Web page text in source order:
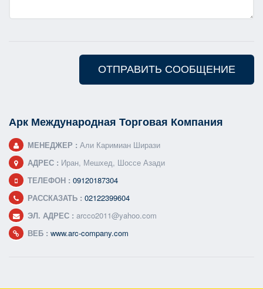
Арк Международная Торговая Компания
МЕНЕДЖЕР : Али Каримиан Ширази
АДРЕС : Иран, Мешхед, Шоссе Азади
ТЕЛЕФОН : 09120187304
РАССКАЗАТЬ : 02122399604
ЭЛ. АДРЕС : arcco2011@yahoo.com
ВЕБ : www.arc-company.com